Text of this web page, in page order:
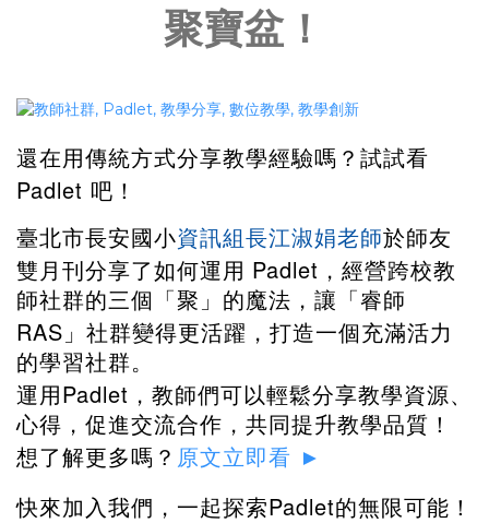
聚寶盆！
還在用傳統方式分享教學經驗嗎？試試看
Padlet 吧！
臺北市長安國小資訊組長江淑娟老師於師友
雙月刊分享了如何運用 Padlet ， 經營跨校教
師社群的三個「聚」的魔法， 讓「睿師
RAS 」社群變得更活躍， 打造一個充滿活力
的學習社群。
運用Padlet ，教師們可以輕鬆分享教學資源、
心得，促進交流合作，共同提升教學品質！
想了解更多嗎？ 原文立即看 ►
快來加入我們，一起探索Padlet的無限可能！